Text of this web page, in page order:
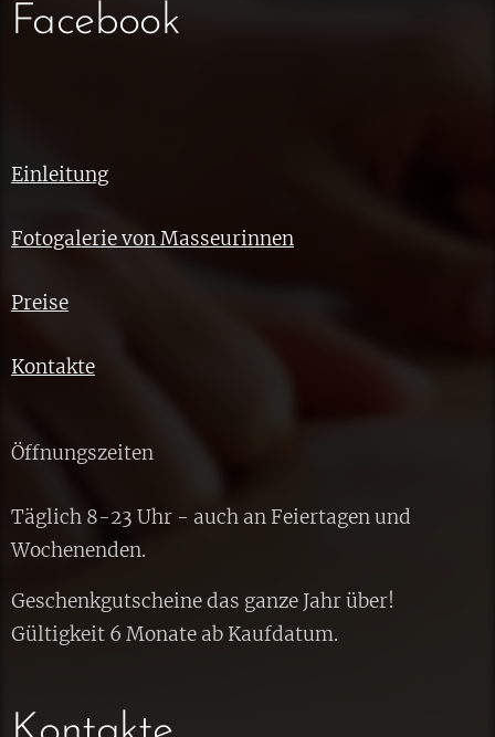
Facebook
Einleitung
Fotogalerie von Masseurinnen
Preise
Kontakte
Öffnungszeiten
Täglich 8-23 Uhr - auch an Feiertagen und
Wochenenden.
Geschenkgutscheine das ganze Jahr über!
Gültigkeit 6 Monate ab Kaufdatum.